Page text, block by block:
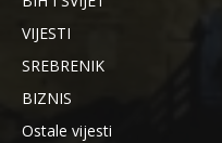
VIJESTI
SREBRENIK
BIZNIS
Ostale vijesti